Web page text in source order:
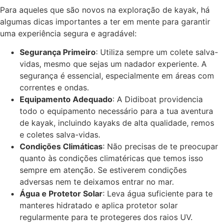
Para aqueles que são novos na exploração de kayak, há
algumas dicas importantes a ter em mente para garantir
uma experiência segura e agradável:
Segurança Primeiro: Utiliza sempre um colete salva-
vidas, mesmo que sejas um nadador experiente. A
segurança é essencial, especialmente em áreas com
correntes e ondas.
Equipamento Adequado: A Didiboat providencia
todo o equipamento necessário para a tua aventura
de kayak, incluindo kayaks de alta qualidade, remos
e coletes salva-vidas.
Condições Climáticas: Não precisas de te preocupar
quanto às condições climatéricas que temos isso
sempre em atenção. Se estiverem condições
adversas nem te deixamos entrar no mar.
Água e Protetor Solar: Leva água suficiente para te
manteres hidratado e aplica protetor solar
regularmente para te protegeres dos raios UV.